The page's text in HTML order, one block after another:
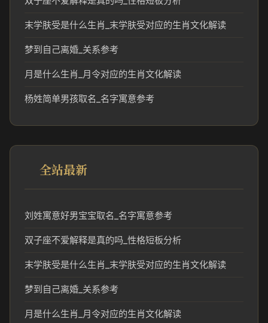
末学肤受是什么生肖_末学肤受对应的生肖文化解读
梦到自己离婚_关系参考
月是什么生肖_月令对应的生肖文化解读
杨姓简单男孩取名_名字寓意参考
全站最新
刘姓寓意好男宝宝取名_名字寓意参考
双子座不爱解释是真的吗_性格短板分析
末学肤受是什么生肖_末学肤受对应的生肖文化解读
梦到自己离婚_关系参考
月是什么生肖_月令对应的生肖文化解读